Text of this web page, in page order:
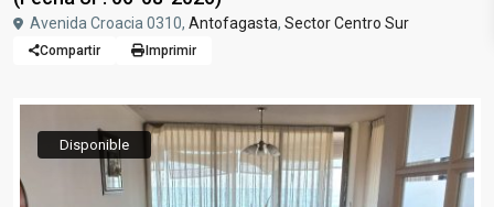
Avenida Croacia 0310, Antofagasta, Sector Centro Sur
Compartir Imprimir
Disponible